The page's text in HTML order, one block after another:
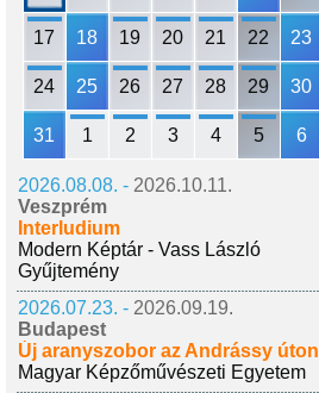
17 18 19 20 21 22 23
24 25 26 27 28 29 30
31 1 2 3 4 5 6
2026.08.08. - 2026.10.11.
Veszprém
Interludium
Modern Képtár - Vass László
Gyűjtemény
2026.07.23. - 2026.09.19.
Budapest
Új aranyszobor az Andrássy úton
Magyar Képzőművészeti Egyetem